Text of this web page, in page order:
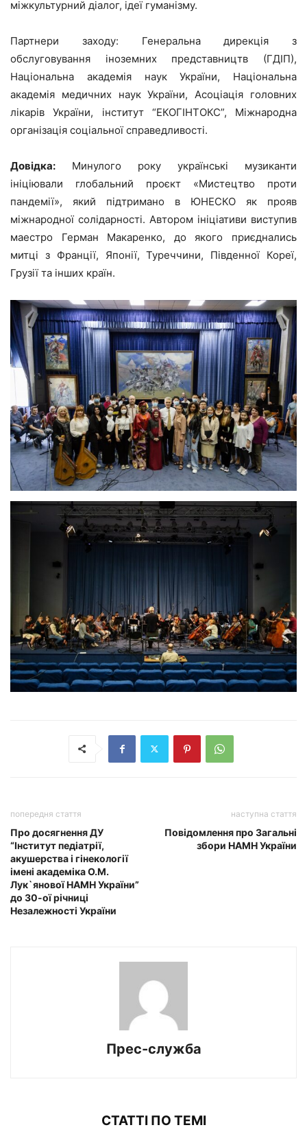
міжкультурний діалог, ідеї гуманізму.
Партнери заходу: Генеральна дирекція з
обслуговування іноземних представництв (ГДІП),
Національна академія наук України, Національна
академія медичних наук України, Асоціація головних
лікарів України, інститут “ЕКОГІНТОКС”, Міжнародна
організація соціальної справедливості.
Довідка: Минулого року українські музиканти
ініціювали глобальний проєкт «Мистецтво проти
пандемії», який підтримано в ЮНЕСКО як прояв
міжнародної солідарності. Автором ініціативи виступив
маестро Герман Макаренко, до якого приєднались
митці з Франції, Японії, Туреччини, Південної Кореї,
Грузії та інших країн.
попередня стаття
Про досягнення ДУ
“Інститут педіатрії,
акушерства і гінекології
імені академіка О.М.
Лук`янової НАМН України”
до 30-ої річниці
Незалежності України
наступна стаття
Повідомлення про Загальні
збори НАМН України
Прес-служба
СТАТТІ ПО ТЕМІ